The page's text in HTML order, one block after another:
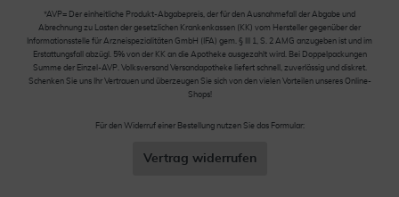
*AVP= Der einheitliche Produkt-Abgabepreis, der für den Ausnahmefall der Abgabe und
Abrechnung zu Lasten der gesetzlichen Krankenkassen (KK) vom Hersteller gegenüber der
Informationsstelle für Arzneispezialitäten GmbH (IFA) gem. § III 1, S. 2 AMG anzugeben ist und im
Erstattungsfall abzügl. 5% von der KK an die Apotheke ausgezahlt wird. Bei Doppelpackungen
Summe der Einzel-AVP. Volksversand Versandapotheke liefert schnell, zuverlässig und diskret.
Schenken Sie uns Ihr Vertrauen und überzeugen Sie sich von den vielen Vorteilen unseres Online-
Shops!
Für den Widerruf einer Bestellung nutzen Sie das Formular:
Vertrag widerrufen